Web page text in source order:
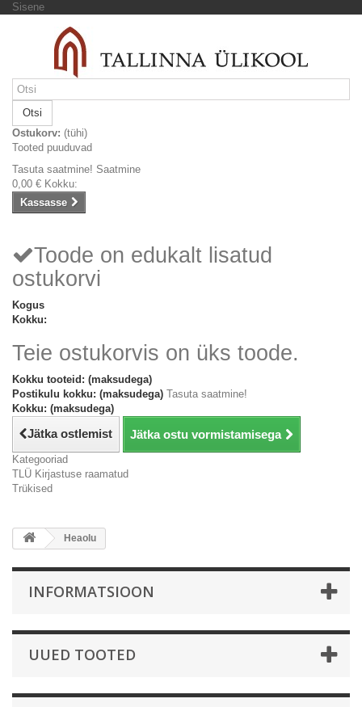
Sisene
Otsi
Ostukorv: (tühi)
Tooted puuduvad
Tasuta saatmine! Saatmine
0,00 € Kokku:
Kassasse
Toode on edukalt lisatud
ostukorvi
Kogus
Kokku:
Teie ostukorvis on üks toode.
Kokku tooteid: (maksudega)
Postikulu kokku: (maksudega) Tasuta saatmine!
Kokku: (maksudega)
Jätka ostlemist Jätka ostu vormistamisega
Kategooriad
TLÜ Kirjastuse raamatud
Trükised
Heaolu
INFORMATSIOON
UUED TOOTED